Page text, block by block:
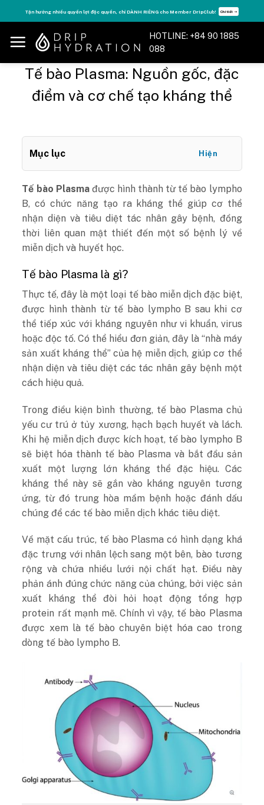
to
content
Tận hưởng nhiều quyền lợi độc quyền, chỉ DÀNH RIÊNG cho Member DripClub! Chi tiết ➝
HOTLINE: +84 90 1885
088
Tế bào Plasma: Nguồn gốc, đặc
điểm và cơ chế tạo kháng thể
Mục lục Hiện
Tế bào Plasmađược hình thành từ tế bào lympho
B, có chức năng tạo ra kháng thể giúp cơ thể
nhận diện và tiêu diệt tác nhân gây bệnh, đồng
thời liên quan mật thiết đến một số bệnh lý về
miễn dịch và huyết học.
Tế bào Plasma là gì?
Thực tế, đây là một loại tế bào miễn dịch đặc biệt,
được hình thành từ tế bào lympho B sau khi cơ
thể tiếp xúc với kháng nguyên như vi khuẩn, virus
hoặc độc tố. Có thể hiểu đơn giản, đây là “nhà máy
sản xuất kháng thể” của hệ miễn dịch, giúp cơ thể
nhận diện và tiêu diệt các tác nhân gây bệnh một
cách hiệu quả.
Trong điều kiện bình thường, tế bào Plasma chủ
yếu cư trú ở tủy xương, hạch bạch huyết và lách.
Khi hệ miễn dịch được kích hoạt, tế bào lympho B
sẽ biệt hóa thành tế bào Plasma và bắt đầu sản
xuất một lượng lớn kháng thể đặc hiệu. Các
kháng thể này sẽ gắn vào kháng nguyên tương
ứng, từ đó trung hòa mầm bệnh hoặc đánh dấu
chúng để các tế bào miễn dịch khác tiêu diệt.
Về mặt cấu trúc, tế bào Plasma có hình dạng khá
đặc trưng với nhân lệch sang một bên, bào tương
rộng và chứa nhiều lưới nội chất hạt. Điều này
phản ánh đúng chức năng của chúng, bởi việc sản
xuất kháng thể đòi hỏi hoạt động tổng hợp
protein rất mạnh mẽ. Chính vì vậy, tế bào Plasma
được xem là tế bào chuyên biệt hóa cao trong
dòng tế bào lympho B.